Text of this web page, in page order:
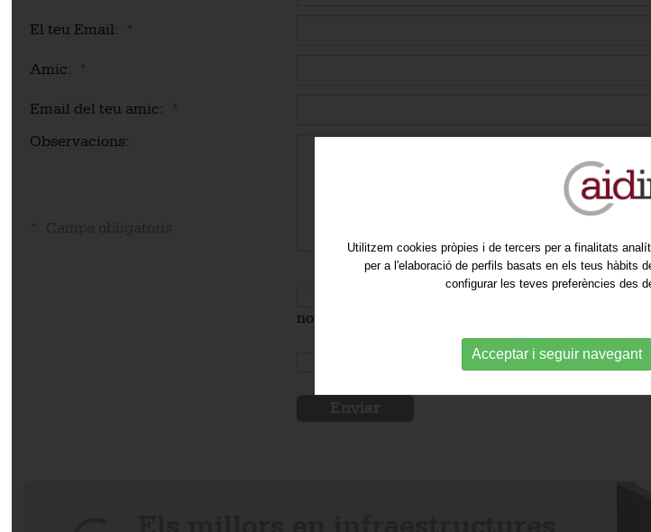
El teu Email:
Amic:
Email del teu amic:
Observacions:
novetats.
Acceptes el consentiment.
Utilitzem cookies pròpies i de tercers per a finalitats
per a l'elaboració de perfils basats en els teus hàbits
configurar les teves preferències des
Acceptar i seguir navegant